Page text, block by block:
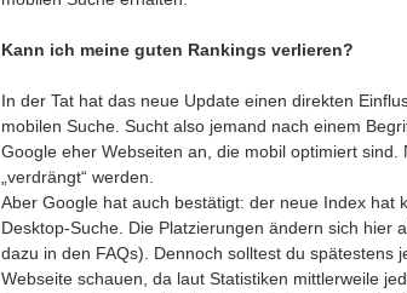
Kann ich meine guten Rankings verlieren?
In der Tat hat das neue Update einen direkten
mobilen Suche. Sucht also jemand nach einem
Google eher Webseiten an, die mobil optimiert
„verdrängt“ werden.
Aber Google hat auch bestätigt: der neue Index hat
Desktop-Suche. Die Platzierungen ändern sich hier
dazu in den FAQs). Dennoch solltest du spätestens
Webseite schauen, da laut Statistiken mittlerweile